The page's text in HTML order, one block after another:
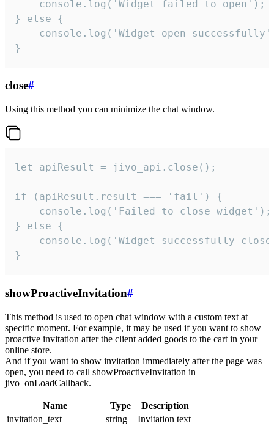
    console.log('Widget failed to open');
} else {
console.log('Widget open
}
close#
Using this method you can minimize the chat window.
let apiResult = jivo_api.close();
if (apiResult.result === 'fail') {
    console.log('Failed to close widget');
} else {
console.log('Widget successfully
}
showProactiveInvitation#
This method is used to open chat window with a custom text at
specific moment. For example, it may be used if you want to show
proactive invitation after the client added goods to the cart in your
online store.
And if you want to show invitation immediately after the page was
open, you need to call showProactiveInvitation in
jivo_onLoadCallback.
Name Type
Description
invitation_text
string
Invitation text